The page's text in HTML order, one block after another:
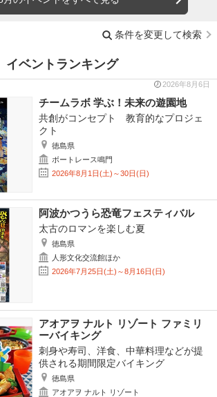
条件を変更して検索
イベントランキング
2026年8月6日
チームラボ 学ぶ！未来の遊園地
共創がコンセプト 教育的なプロジェ
クト
徳島県
ボートレース鳴門
2026年8月1日(土)～30日(日)
阿波かつうら恐竜フェスティバル
太古のロマンを楽しむ夏
徳島県
人形文化交流館ほか
2026年7月25日(土)～8月16日(日)
アオアヲ ナルト リゾート ファミリ
ーバイキング
刺身や寿司、洋食、中華料理などが提
供される期間限定バイキング
徳島県
アオアヲ ナルト リゾート